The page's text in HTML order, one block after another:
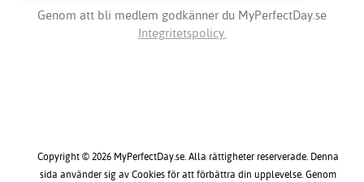
Genom att bli medlem godkänner du MyPerfectDay.se
Integritetspolicy.
Copyright © 2026 MyPerfectDay.se. Alla rättigheter reserverade. Denna
sida använder sig av Cookies för att förbättra din upplevelse. Genom